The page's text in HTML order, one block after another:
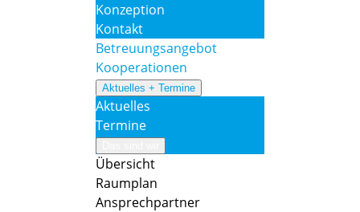
Konzeption
Kontakt
Betreuungsangebot
Kooperationen
Aktuelles + Termine
Aktuelles
Termine
Übersicht
Raumplan
Ansprechpartner